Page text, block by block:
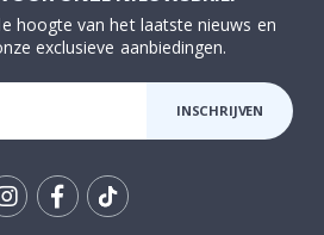
hoogte van het laatste nieuws en
exclusieve aanbiedingen.
INSCHRIJVEN